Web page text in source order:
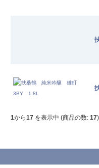
1から17 を表示中 (商品の数: 17)